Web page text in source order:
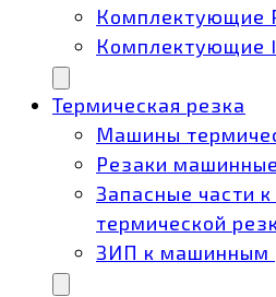
Комплектующие
Комплектующие
Термическая резка
Машины
Резаки машинные
Запасные части
термической
ЗИП к машинным